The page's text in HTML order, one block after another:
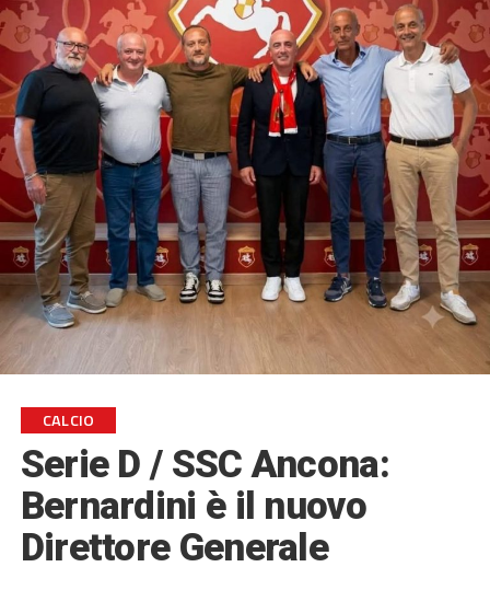
CALCIO
Serie D / SSC Ancona:
Bernardini è il nuovo
Direttore Generale